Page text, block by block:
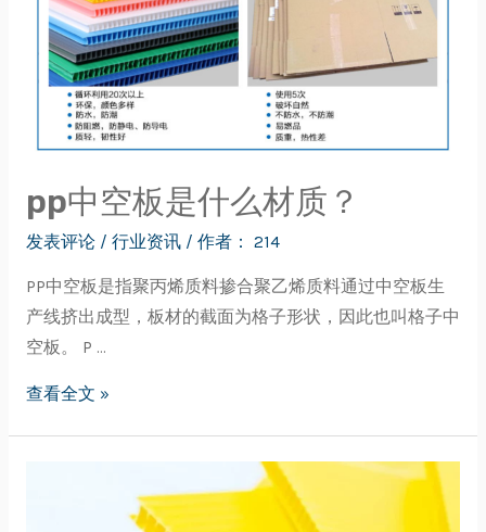
pp中空板是什么材质？
发表评论 / 行业资讯/ 作者： 214
PP中空板是指聚丙烯质料掺合聚乙烯质料通过中空板生
产线挤出成型，板材的截面为格子形状，因此也叫格子中
空板。 P …
查看全文 »